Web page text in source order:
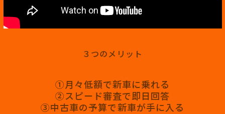
３つのメリット
①月々低額で新車に乗れる
②スピード審査で即日回答
③中古車の予算で新車が手に入る